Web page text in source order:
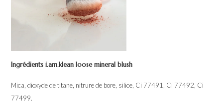
Ingrédientsi.am.klean loose mineral blush
Mica, dioxyde de titane, nitrure de bore, silice, Ci 77491, Ci 77492, Ci
77499.